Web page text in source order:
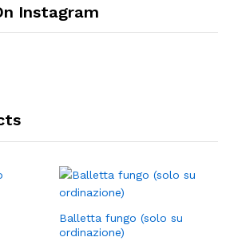
Instagram
Balletta fungo (solo su
ordinazione)